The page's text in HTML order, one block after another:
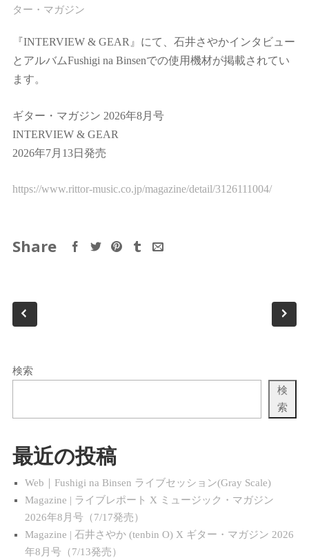
ター・マガジン
『INTERVIEW & GEAR』にて、石井さやかインタビュー
とアルバムFushigi na Binsenでの使用機材が掲載されてい
ます。
ギター・マガジン 2026年8月号
INTERVIEW & GEAR
2026年7月13日発売
https://www.rittor-music.co.jp/magazine/detail/3126111004/
Share
検索
検
索
最近の投稿
Web｜Fushigi na Binsen ライブセッション(Gray Scale)
Magazine | ライブレポート X ミュージック・マガジン
2026年8月号（7/17発売）
Magazine | 石井さやか (tenbin O) X ギター・マガジン 2026
年8月号（7/13発売）